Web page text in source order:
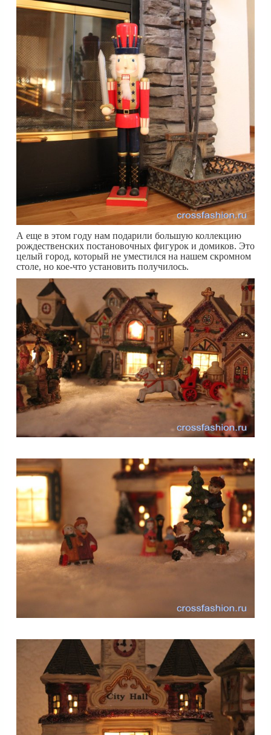
А еще в этом году нам подарили большую коллекцию
рождественских постановочных фигурок и домиков. Это
целый город, который не уместился на нашем скромном
столе, но кое-что установить получилось.